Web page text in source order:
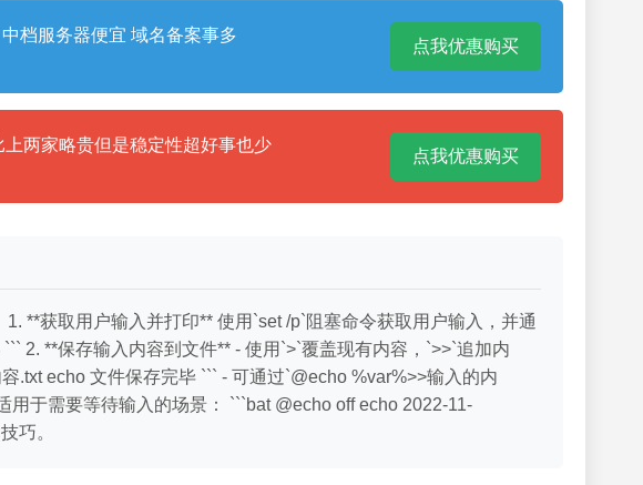
档服务器便宜 域名备案事多
点我优惠购买
两家略贵但是稳定性超好事也少
点我优惠购买
**获取用户输入并打印** 使用`set /p`阻塞命令获取用户输入，并通
2. **保存输入内容到文件** - 使用`>`覆盖现有内容，`>>`追加内
.txt echo 文件保存完毕 ``` - 可通过`@echo %var%>>输入的内
于需要等待输入的场景： ```bat @echo off echo 2022-11-
巧。